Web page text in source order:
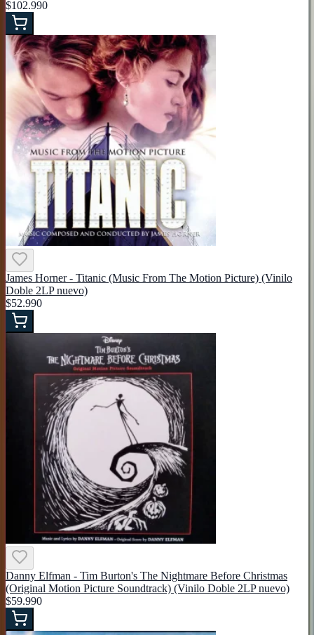
$102.990
James Horner - Titanic (Music From The Motion Picture) (Vinilo
Doble 2LP nuevo)
$52.990
Danny Elfman - Tim Burton's The Nightmare Before Christmas
(Original Motion Picture Soundtrack) (Vinilo Doble 2LP nuevo)
$59.990